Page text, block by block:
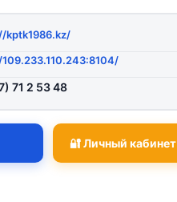
kptk1986.kz/
71 2 53 48
🔐 Личный кабинет